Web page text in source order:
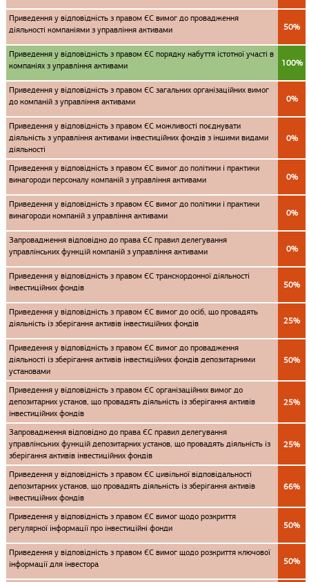
Приведення у відповідність з правом ЄС вимог до провадження
діяльності компаніями з управління активами
50%
Приведення у відповідність з правом ЄС порядку набуття істотної участі в
компаніях з управління активами
100%
Приведення у відповідність з правом ЄС загальних організаційних вимог
до компаній з управління активами
0%
Приведення у відповідність з правом ЄС можливості поєднувати
діяльність з управління активами інвестиційних фондів з іншими видами
діяльності
0%
Приведення у відповідність з правом ЄС вимог до політики і практики
винагороди персоналу компаній з управління активами
0%
Приведення у відповідність з правом ЄС вимог до політики і практики
винагороди компаній з управління активами
0%
Запровадження відповідно до права ЄС правил делегування
управлінських функцій компаній з управління активами
0%
Приведення у відповідність з правом ЄС транскордонної діяльності
інвестиційних фондів
50%
Приведення у відповідність з правом ЄС вимог до осіб, що провадять
діяльність із зберігання активів інвестиційних фондів
25%
Приведення у відповідність з правом ЄС вимог до провадження
діяльності із зберігання активів інвестиційних фондів депозитарними
установами
50%
Приведення у відповідність з правом ЄС організаційних вимог до
депозитарних установ, що провадять діяльність із зберігання активів
інвестиційних фондів
25%
Запровадження відповідно до права ЄС правил делегування
управлінських функцій депозитарних установ, що провадять діяльність із
зберігання активів інвестиційних фондів
25%
Приведення у відповідність з правом ЄС цивільної відповідальності
депозитарних установ, що провадять діяльність із зберігання активів
інвестиційних фондів
66%
Приведення у відповідність з правом ЄС вимог щодо розкриття
регулярної інформації про інвестиційні фонди
50%
Приведення у відповідність з правом ЄС вимог щодо розкриття ключової
інформації для інвестора
50%